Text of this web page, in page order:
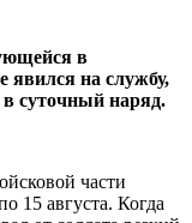
в
явился на службу,
в суточный наряд.
части
15 августа. Когда